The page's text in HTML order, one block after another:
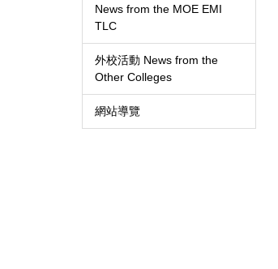
News from the MOE EMI
TLC
外校活動 News from the
Other Colleges
網站導覽